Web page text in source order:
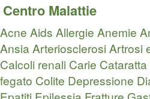
Centro Malattie
Acne Aids Allergie Anemie
AnsiaArteriosclerosiArtrosi
Calcoli renali Carie Cataratta
fegato Colite Depressione